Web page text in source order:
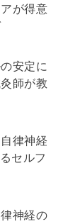
が得意
安定に
師が教
律神経
セルフ
神経の